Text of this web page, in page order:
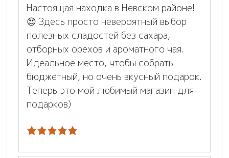
Настоящая находка в Невском районе!
😍 Здесь просто невероятный выбор
полезных сладостей без сахара,
отборных орехов и ароматного чая.
Идеальное место, чтобы собрать
бюджетный, но очень вкусный подарок.
Теперь это мой любимый магазин для
подарков)